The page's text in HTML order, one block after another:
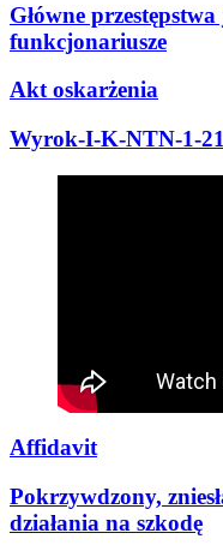
Główne
funkcjonariusze
Akt oskarżenia
Wyrok-I-K-NTN-1-21
Affidavit
Pokrzywdzony,
działania na szkodę